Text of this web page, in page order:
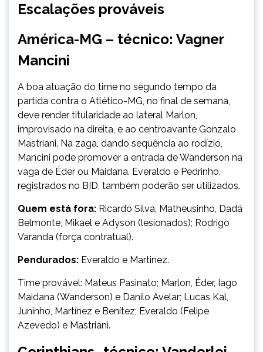
Escalações prováveis
América-MG – técnico: Vagner
Mancini
A boa atuação do time no segundo tempo da
partida contra o Atlético-MG, no final de semana,
deve render titularidade ao lateral Marlon,
improvisado na direita, e ao centroavante Gonzalo
Mastriani. Na zaga, dando sequência ao rodízio,
Mancini pode promover a entrada de Wanderson na
vaga de Éder ou Maidana. Everaldo e Pedrinho,
registrados no BID, também poderão ser utilizados.
Quem está fora: Ricardo Silva, Matheusinho, Dadá
Belmonte, Mikael e Adyson (lesionados); Rodrigo
Varanda (força contratual).
Pendurados: Everaldo e Martinez.
Time provável: Mateus Pasinato; Marlon, Éder, Iago
Maidana (Wanderson) e Danilo Avelar; Lucas Kal,
Juninho, Martínez e Benítez; Everaldo (Felipe
Azevedo) e Mastriani.